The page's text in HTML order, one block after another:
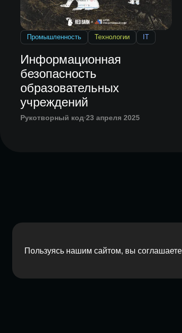
Промышленность Технологии IT
Информационная
безопасность
образовательных
учреждений
Рукотворный код 23 апреля 2025
Пользуясь нашим сайтом, вы